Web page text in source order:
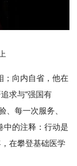
；向内自省，他在
求与“强国有
、每一次服务、
中的注释：行动是
在攀登基础医学